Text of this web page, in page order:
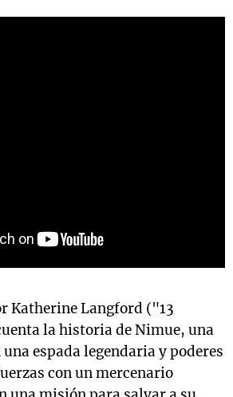
Katherine Langford ("13
la historia de Nimue, una
una espada legendaria y poderes
con un mercenario